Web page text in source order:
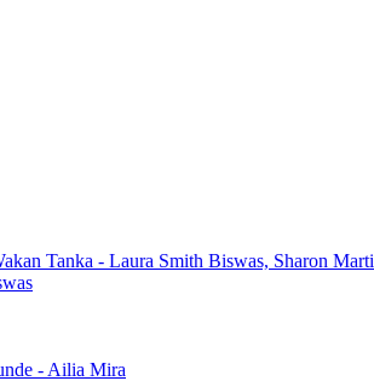
Tanka - Laura Smith Biswas, Sharon
- Ailia Mira